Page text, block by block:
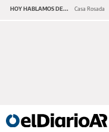
HOY HABLAMOS DE... Casa Rosada